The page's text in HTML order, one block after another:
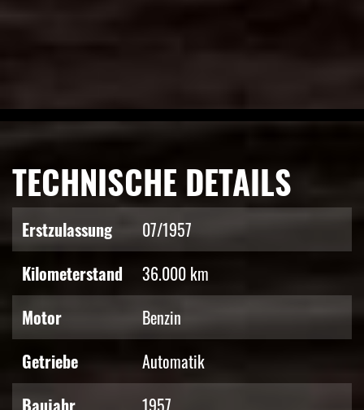
TECHNISCHE DETAILS
Erstzulassung
07/1957
Kilometerstand
36.000 km
Motor
Benzin
Getriebe
Automatik